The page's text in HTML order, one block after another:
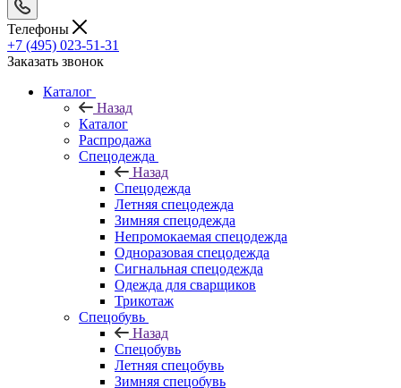
Телефоны
+7 (495) 023-51-31
Заказать звонок
Каталог
Назад
Каталог
Распродажа
Спецодежда
Назад
Спецодежда
Летняя спецодежда
Зимняя спецодежда
Непромокаемая спецодежда
Одноразовая спецодежда
Сигнальная спецодежда
Одежда для сварщиков
Трикотаж
Спецобувь
Назад
Спецобувь
Летняя спецобувь
Зимняя спецобувь